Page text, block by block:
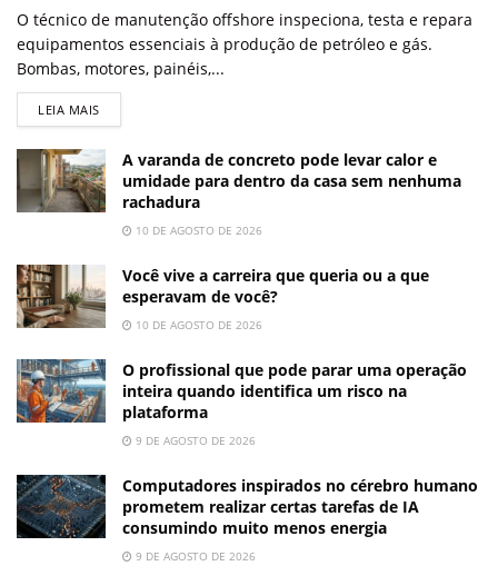
O técnico de manutenção offshore inspeciona, testa e repara
equipamentos essenciais à produção de petróleo e gás.
Bombas, motores, painéis,...
LEIA MAIS
A varanda de concreto pode levar calor e
umidade para dentro da casa sem nenhuma
rachadura
10 DE AGOSTO DE 2026
Você vive a carreira que queria ou a que
esperavam de você?
10 DE AGOSTO DE 2026
O profissional que pode parar uma operação
inteira quando identifica um risco na
plataforma
9 DE AGOSTO DE 2026
Computadores inspirados no cérebro humano
prometem realizar certas tarefas de IA
consumindo muito menos energia
9 DE AGOSTO DE 2026